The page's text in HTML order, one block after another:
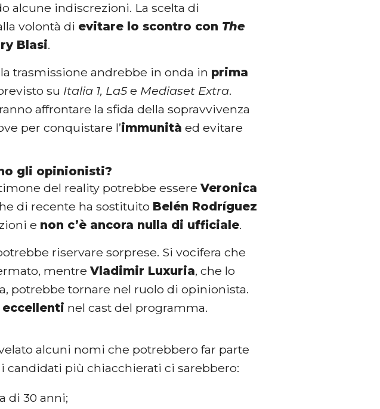
alcune indiscrezioni. La scelta di
volontà di evitare lo scontro con The
Blasi.
trasmissione andrebbe in onda in prima
su Italia 1, La5e Mediaset Extra.
affrontare la sfida della sopravvivenza
per conquistare l’immunità ed evitare
gli opinionisti?
del reality potrebbe essereVeronica
di recente ha sostituito Belén Rodríguez
e non c’è ancora nulla di ufficiale.
riservare sorprese. Si vocifera che
mentreVladimir Luxuria, che lo
potrebbe tornare nel ruolo di opinionista.
nel cast del programma.
alcuni nomi che potrebbero far parte
candidati più chiacchierati ci sarebbero:
di 30 anni;